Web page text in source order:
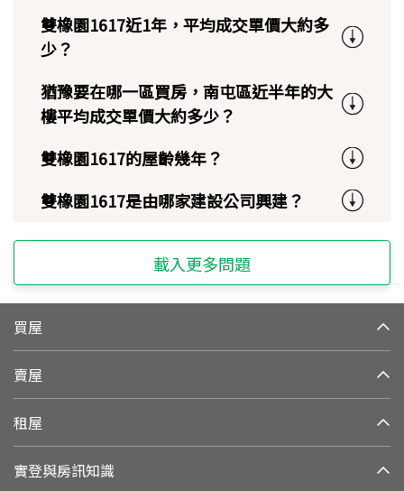
雙橡園1617近1年，平均成交單價大約多
少？
猶豫要在哪一區買房，南屯區近半年的大
樓平均成交單價大約多少？
雙橡園1617的屋齡幾年？
雙橡園1617是由哪家建設公司興建？
載入更多問題
買屋
賣屋
租屋
實登與房訊知識